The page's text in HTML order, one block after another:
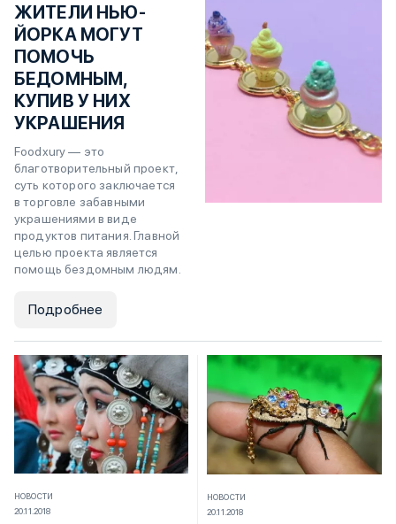
ЖИТЕЛИ НЬЮ-
ЙОРКА МОГУТ
ПОМОЧЬ
БЕДОМНЫМ,
КУПИВ У НИХ
УКРАШЕНИЯ
Foodxury — это
благотворительный проект,
суть которого заключается
в торговле забавными
украшениями в виде
продуктов питания. Главной
целью проекта является
помощь бездомным людям.
Подробнее
НОВОСТИ
20.11.2018
НОВОСТИ
20.11.2018